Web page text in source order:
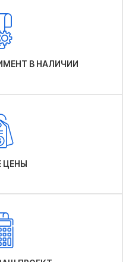
В НАЛИЧИИ
ЦЕНЫ